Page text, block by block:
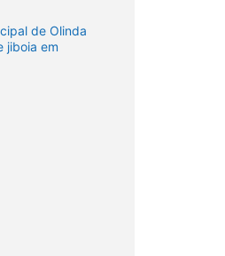
de Olinda
jiboia em